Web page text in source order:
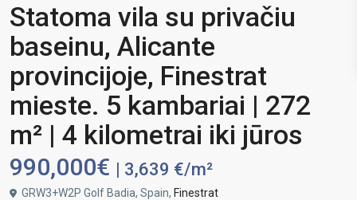
Statoma vila su privačiu
baseinu, Alicante
provincijoje, Finestrat
mieste. 5 kambariai | 272
m² | 4 kilometrai iki jūros
990,000€ | 3,639 €/m²
GRW3+W2P Golf Badia, Spain, Finestrat